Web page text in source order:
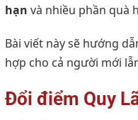
hạn và nhiều phần quà
Bài viết này sẽ hướng
hợp cho cả người mới
Đổi điểm Quy